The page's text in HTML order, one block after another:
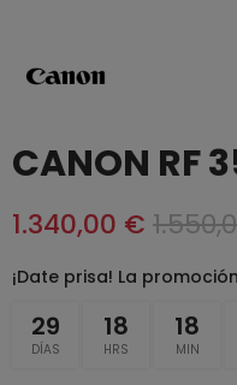
CANON RF
1.340,00 €
¡Date prisa! La
29
DÍAS
18
HRS
18
MIN